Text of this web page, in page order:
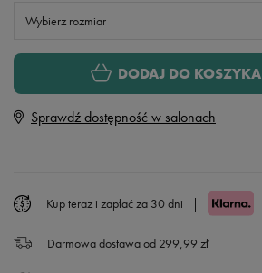
Wybierz rozmiar
S
Powiadom o dostępności
DODAJ DO KOSZYKA
Sprawdź dostępność w salonach
Kup teraz i zapłać za 30 dni |
Darmowa dostawa od 299,99 zł